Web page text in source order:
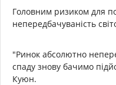
Головним ризиком для
непередбачуваність
"Ринок абсолютно
спаду знову бачимо
Куюн.